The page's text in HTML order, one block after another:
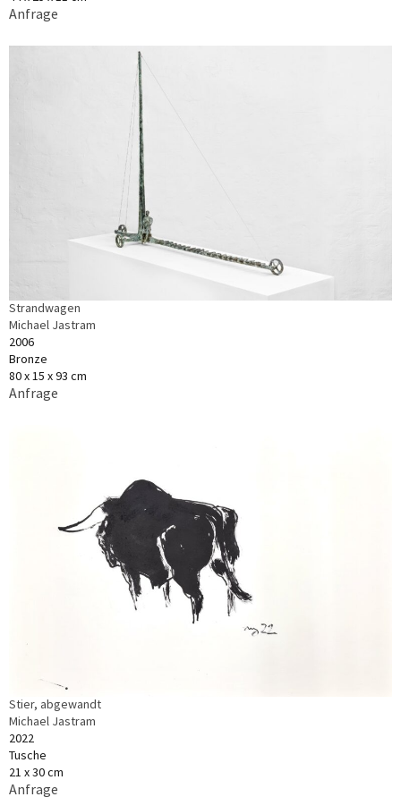
Anfrage
Strandwagen
Michael Jastram
2006
Bronze
80 x 15 x 93 cm
Anfrage
Stier, abgewandt
Michael Jastram
2022
Tusche
21 x 30 cm
Anfrage